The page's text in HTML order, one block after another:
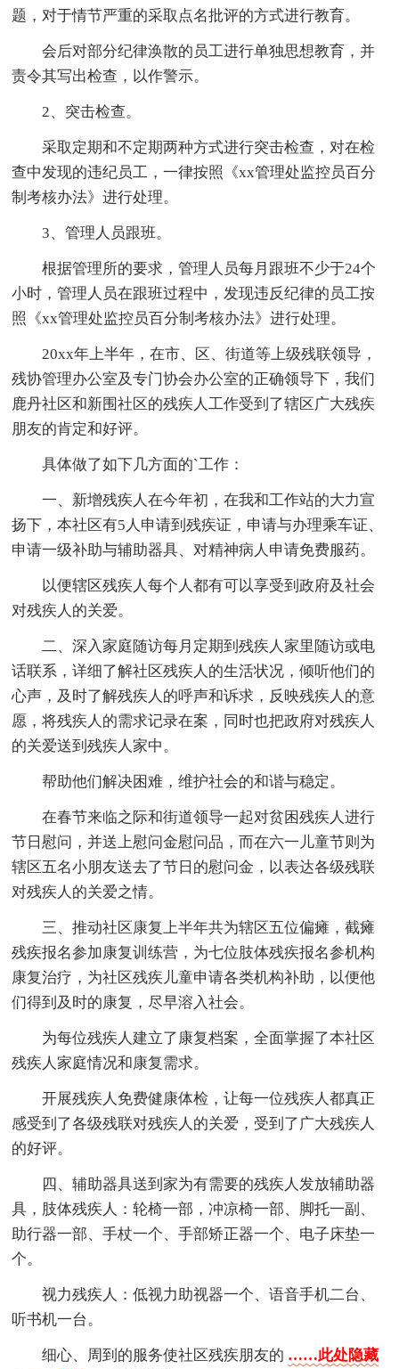
题，对于情节严重的采取点名批评的方式进行教育。
会后对部分纪律涣散的员工进行单独思想教育，并
责令其写出检查，以作警示。
2、突击检查。
采取定期和不定期两种方式进行突击检查，对在检
查中发现的违纪员工，一律按照《xx管理处监控员百分
制考核办法》进行处理。
3、管理人员跟班。
根据管理所的要求，管理人员每月跟班不少于24个
小时，管理人员在跟班过程中，发现违反纪律的员工按
照《xx管理处监控员百分制考核办法》进行处理。
20xx年上半年，在市、区、街道等上级残联领导，
残协管理办公室及专门协会办公室的正确领导下，我们
鹿丹社区和新围社区的残疾人工作受到了辖区广大残疾
朋友的肯定和好评。
具体做了如下几方面的`工作：
一、新增残疾人在今年初，在我和工作站的大力宣
扬下，本社区有5人申请到残疾证，申请与办理乘车证、
申请一级补助与辅助器具、对精神病人申请免费服药。
以便辖区残疾人每个人都有可以享受到政府及社会
对残疾人的关爱。
二、深入家庭随访每月定期到残疾人家里随访或电
话联系，详细了解社区残疾人的生活状况，倾听他们的
心声，及时了解残疾人的呼声和诉求，反映残疾人的意
愿，将残疾人的需求记录在案，同时也把政府对残疾人
的关爱送到残疾人家中。
帮助他们解决困难，维护社会的和谐与稳定。
在春节来临之际和街道领导一起对贫困残疾人进行
节日慰问，并送上慰问金慰问品，而在六一儿童节则为
辖区五名小朋友送去了节日的慰问金，以表达各级残联
对残疾人的关爱之情。
三、推动社区康复上半年共为辖区五位偏瘫，截瘫
残疾报名参加康复训练营，为七位肢体残疾报名参机构
康复治疗，为社区残疾儿童申请各类机构补助，以便他
们得到及时的康复，尽早溶入社会。
为每位残疾人建立了康复档案，全面掌握了本社区
残疾人家庭情况和康复需求。
开展残疾人免费健康体检，让每一位残疾人都真正
感受到了各级残联对残疾人的关爱，受到了广大残疾人
的好评。
四、辅助器具送到家为有需要的残疾人发放辅助器
具，肢体残疾人：轮椅一部，冲凉椅一部、脚托一副、
助行器一部、手杖一个、手部矫正器一个、电子床垫一
个。
视力残疾人：低视力助视器一个、语音手机二台、
听书机一台。
细心、周到的服务使社区残疾朋友的 ……此处隐藏